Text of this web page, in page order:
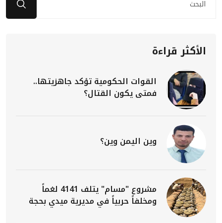
الأكثر قراءة
القوات الحكومية تؤكد جاهزيتها..
فمتى يكون القتال؟
وين اليمن وين؟
مشروع "مسام" يتلف 4141 لغماً
ومخلفاً حربياً في مديرية ميدي بحجة